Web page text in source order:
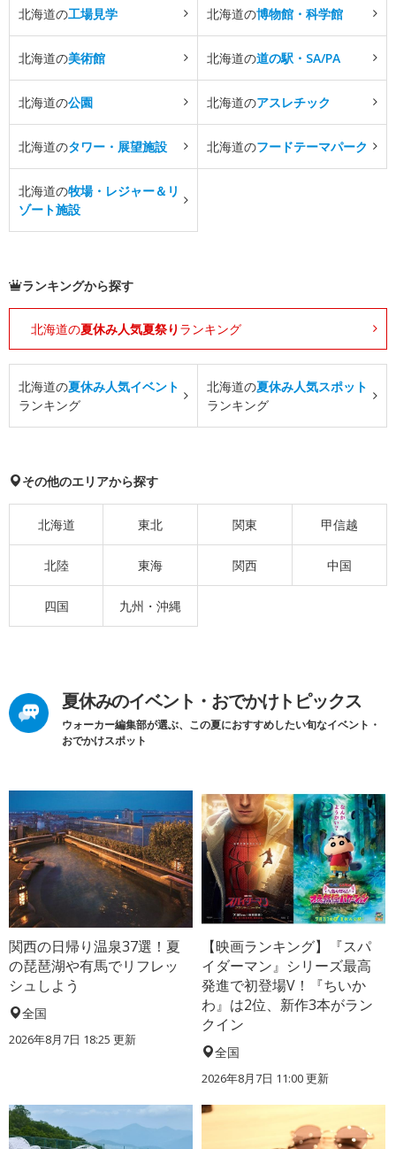
北海道の工場見学 北海道の博物館・科学館
北海道の美術館 北海道の道の駅・SA/PA
北海道の公園 北海道のアスレチック
北海道のタワー・展望施設 北海道のフードテーマパーク
北海道の牧場・レジャー＆リ
ゾート施設
ランキングから探す
北海道の夏休み人気夏祭り ランキング
北海道の夏休み人気イベント
ランキング
北海道の夏休み人気スポット
ランキング
その他のエリアから探す
北海道 東北 関東 甲信越
北陸 東海 関西 中国
四国 九州・沖縄
夏休みのイベント・おでかけトピックス
ウォーカー編集部が選ぶ、この夏におすすめしたい旬なイベント・
おでかけスポット
関西の日帰り温泉37選！夏
の琵琶湖や有馬でリフレッ
シュしよう
全国
2026年8月7日 18:25 更新
【映画ランキング】『スパ
イダーマン』シリーズ最高
発進で初登場V！『ちいか
わ』は2位、新作3本がラン
クイン
全国
2026年8月7日 11:00更新